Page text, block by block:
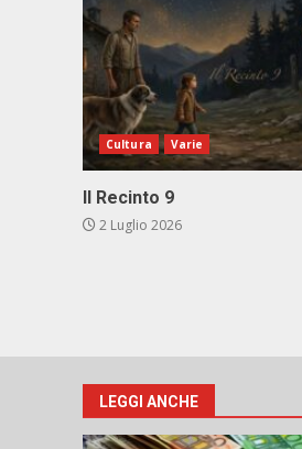
Cultura Varie
Il Recinto 9
2 Luglio 2026
LEGGI ANCHE